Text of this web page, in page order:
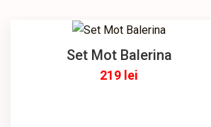
Set Mot Balerina
219 lei